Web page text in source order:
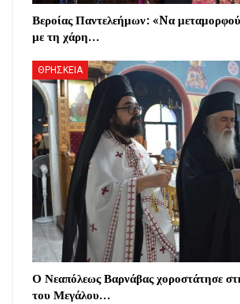
Βεροίας Παντελεήμων: «Nα
με τη χάρη…
ΘΡΗΣΚΕΙΑ
Ο Νεαπόλεως Βαρνάβας χοροστάτησε
του Μεγάλου…